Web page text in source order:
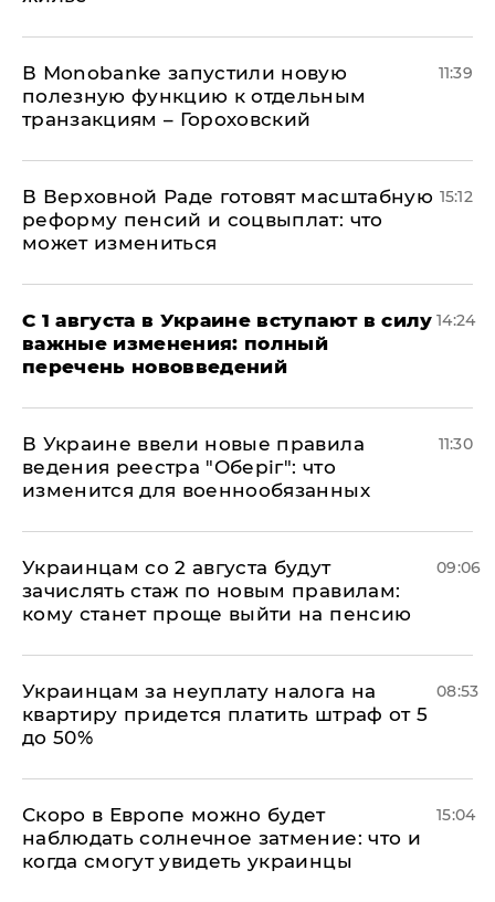
В Мonobankе запустили новую
полезную функцию к отдельным
транзакциям – Гороховский
11:39
В Верховной Раде готовят масштабную
реформу пенсий и соцвыплат: что
может измениться
15:12
С 1 августа в Украине вступают в силу
важные изменения: полный
перечень нововведений
14:24
В Украине ввели новые правила
ведения реестра "Оберіг": что
изменится для военнообязанных
11:30
Украинцам со 2 августа будут
зачислять стаж по новым правилам:
кому станет проще выйти на пенсию
09:06
Украинцам за неуплату налога на
квартиру придется платить штраф от 5
до 50%
08:53
Скоро в Европе можно будет
наблюдать солнечное затмение: что и
когда смогут увидеть украинцы
15:04